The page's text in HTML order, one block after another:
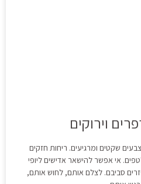
וירוקים
שקטים ומרגיעים. ריחות חזקים
אי אפשר להישאר אדישים ליופי
סביבם. לצלם אותם, לחוש אותם,